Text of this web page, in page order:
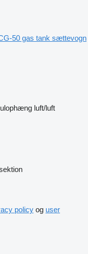
50 gas tank sættevogn
luft/luft
policy og user